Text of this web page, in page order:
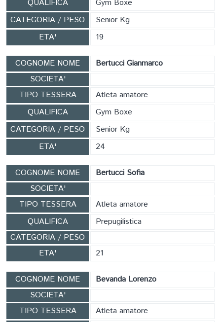
QUALIFICA
Gym Boxe
CATEGORIA / PESO
Senior Kg
ETA'
19
COGNOME NOME
Bertucci Gianmarco
SOCIETA'
TIPO TESSERA
Atleta amatore
QUALIFICA
Gym Boxe
CATEGORIA / PESO
Senior Kg
ETA'
24
COGNOME NOME
Bertucci Sofia
SOCIETA'
TIPO TESSERA
Atleta amatore
QUALIFICA
Prepugilistica
CATEGORIA / PESO
ETA'
21
COGNOME NOME
Bevanda Lorenzo
SOCIETA'
TIPO TESSERA
Atleta amatore